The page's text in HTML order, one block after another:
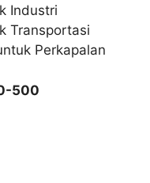
Industri
Transportasi
Perkapalan
500